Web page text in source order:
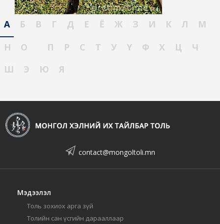
А Б В Г Д Е Ё Ж З И К Л
М
Н
О П Р С Т У Ү Ф Х Ц
Ч
Ш
Э Ю Я
contact@mongoltoli.mn
Мэдээлэл
Толь зохиох арга зүй
Толийн сан үсгийн дарааллаар